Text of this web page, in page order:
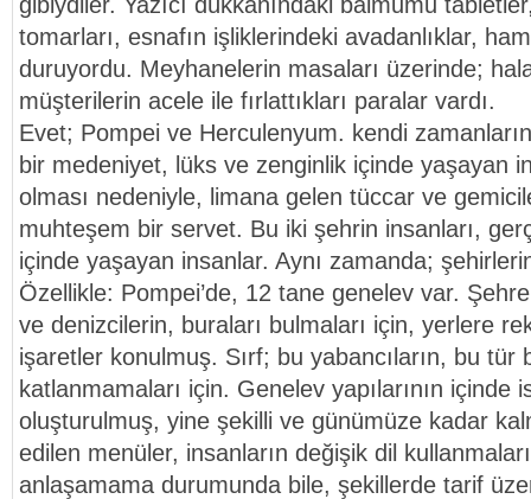
tomarları, esnafın işliklerindeki avadanlıklar,
duruyordu. Meyhanelerin masaları üzerinde;
müşterilerin acele ile fırlattıkları paralar vardı.
Evet; Pompei ve Herculenyum. kendi
bir medeniyet, lüks ve zenginlik içinde yaşayan
olması nedeniyle, limana gelen tüccar ve
muhteşem bir servet. Bu iki şehrin insanları,
içinde yaşayan insanlar. Aynı zamanda;
Özellikle: Pompei’de, 12 tane genelev var.
ve denizcilerin, buraları bulmaları için, yerlere
işaretler konulmuş. Sırf; bu yabancıların, bu tür
katlanmamaları için. Genelev yapılarının içinde
oluşturulmuş, yine şekilli ve günümüze kadar
edilen menüler, insanların değişik dil
anlaşamama durumunda bile, şekillerde tarif